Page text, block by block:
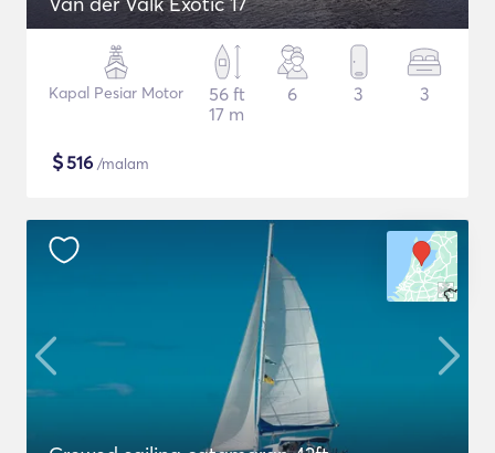
Kapal Pesiar Motor
56 ft
17 m
6 3 3
$516 /malam